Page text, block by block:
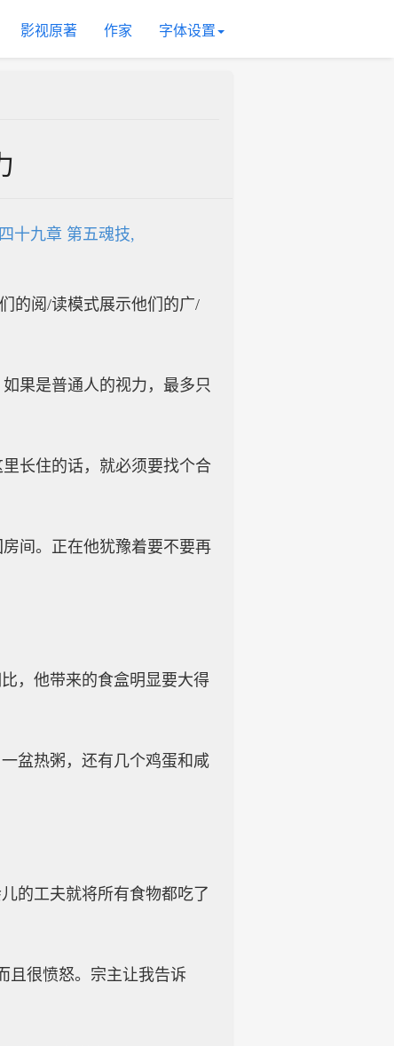
影视原著 作家 字体设置
十九章 第五魂技,
的阅/读模式展示他们的广/
果是普通人的视力，最多只
长住的话，就必须要找个合
间。正在他犹豫着要不要再
，他带来的食盒明显要大得
盆热粥，还有几个鸡蛋和咸
的工夫就将所有食物都吃了
且很愤怒。宗主让我告诉